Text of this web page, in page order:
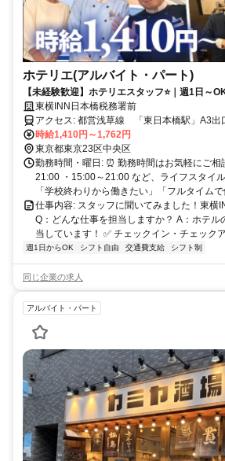
ホテリエ(アルバイト・パート)
【未経験歓迎】ホテリエスタッフ⭐️｜週1日
東横INN日本橋税務署前
アクセス: 都営浅草線 「東日本橋駅」A3出口から徒歩3分 都営新宿
線 「馬喰横山町駅」A3出口から徒歩3分 JR総武快速線 「馬喰町
駅」1番出口から徒歩5分 東京メトロ日比谷線「小伝馬町駅」1番出口
から徒歩5分
時給1,410円～1,762円
東京都東京23区中央区
勤務時間・曜日: ⏰ 勤務時間はお気軽にご相
21:00 ・15:00～21:00 など、ライフスタイ
「学校終わりから働きたい」「フルタイム
仕事内容: スタッフに聞いてみました！東横
Q：どんな仕事を担当しますか？ A：ホテル
当しています！ ✅ チェックイン・チェック
週1日からOK シフト自由 交通費支給 シフト制
同じ企業の求人
アルバイト・パート